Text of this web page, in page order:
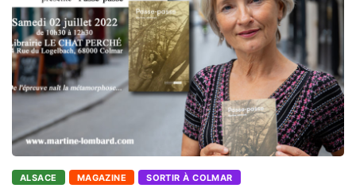
ALSACE MAGAZINE SORTIR À COLMAR